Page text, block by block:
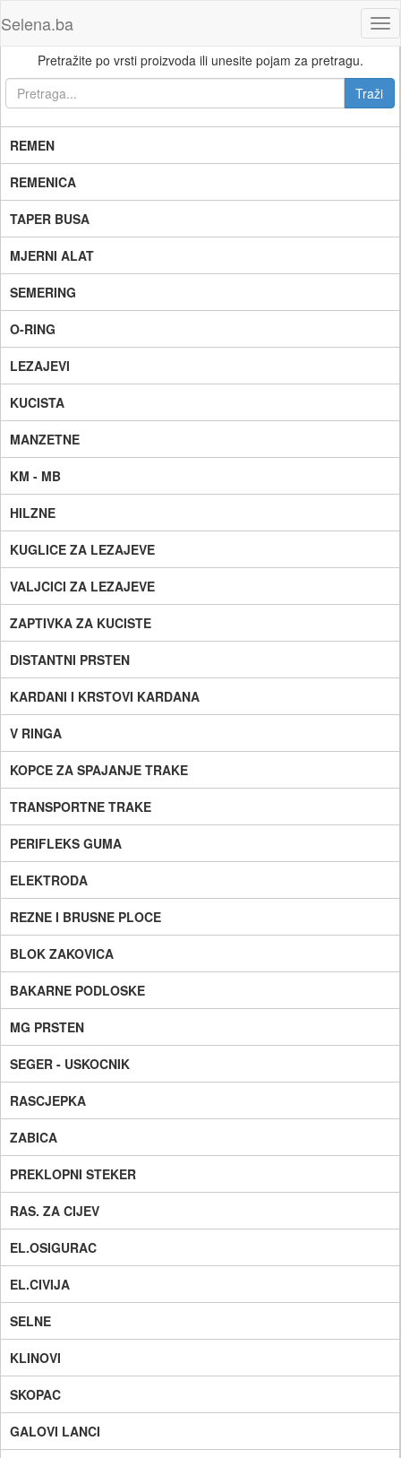
Selena.ba
Pretražite po vrsti proizvoda ili unesite pojam za pretragu.
REMEN
REMENICA
TAPER BUSA
MJERNI ALAT
SEMERING
O-RING
LEZAJEVI
KUCISTA
MANZETNE
KM - MB
HILZNE
KUGLICE ZA LEZAJEVE
VALJCICI ZA LEZAJEVE
ZAPTIVKA ZA KUCISTE
DISTANTNI PRSTEN
KARDANI I KRSTOVI KARDANA
V RINGA
KOPCE ZA SPAJANJE TRAKE
TRANSPORTNE TRAKE
PERIFLEKS GUMA
ELEKTRODA
REZNE I BRUSNE PLOCE
BLOK ZAKOVICA
BAKARNE PODLOSKE
MG PRSTEN
SEGER - USKOCNIK
RASCJEPKA
ZABICA
PREKLOPNI STEKER
RAS. ZA CIJEV
EL.OSIGURAC
EL.CIVIJA
SELNE
KLINOVI
SKOPAC
GALOVI LANCI